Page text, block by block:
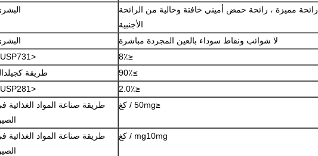
رائحة مميزة ، رائحة حمض أميني خافتة وخالية من الرائحة
الأجنبية
لا شوائب ونقاط سوداء بالعين المجردة مباشرة
≤8٪
<USP731>
≥90٪
طريقة
≤2.0٪
<USP281>
≤50mg / كغ
طريقة صناعة المواد الغذائية
mg10mg / كغ
طريقة صناعة المواد الغذائية